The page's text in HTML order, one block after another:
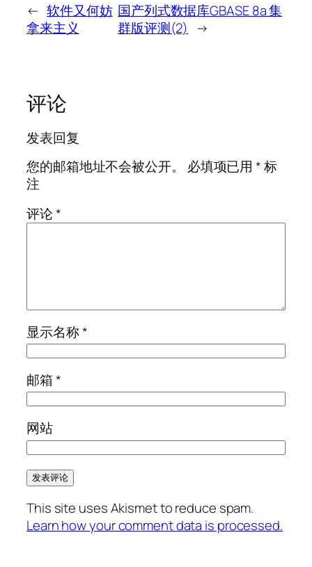
← 软件又何妨
拿来主义
国产列式数据库GBASE 8a 集
群版评测(2) →
评论
发表回复
您的邮箱地址不会被公开。
必填项已用*标
注
评论*
显示名称*
邮箱*
网站
This site uses Akismet to reduce spam.
Learn how your comment data is processed.